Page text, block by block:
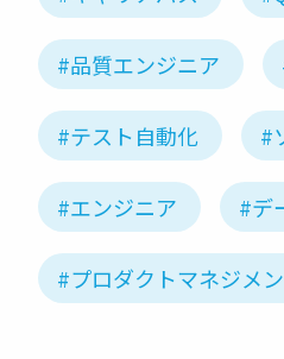
#品質エンジニア
#テスト自動化 #
#エンジニア #デ
#プロダクトマネジメ